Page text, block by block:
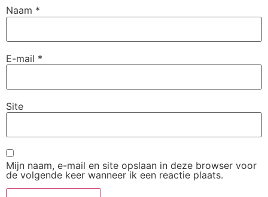
Naam *
E-mail *
Site
Mijn naam, e-mail en site opslaan in deze browser voor
de volgende keer wanneer ik een reactie plaats.